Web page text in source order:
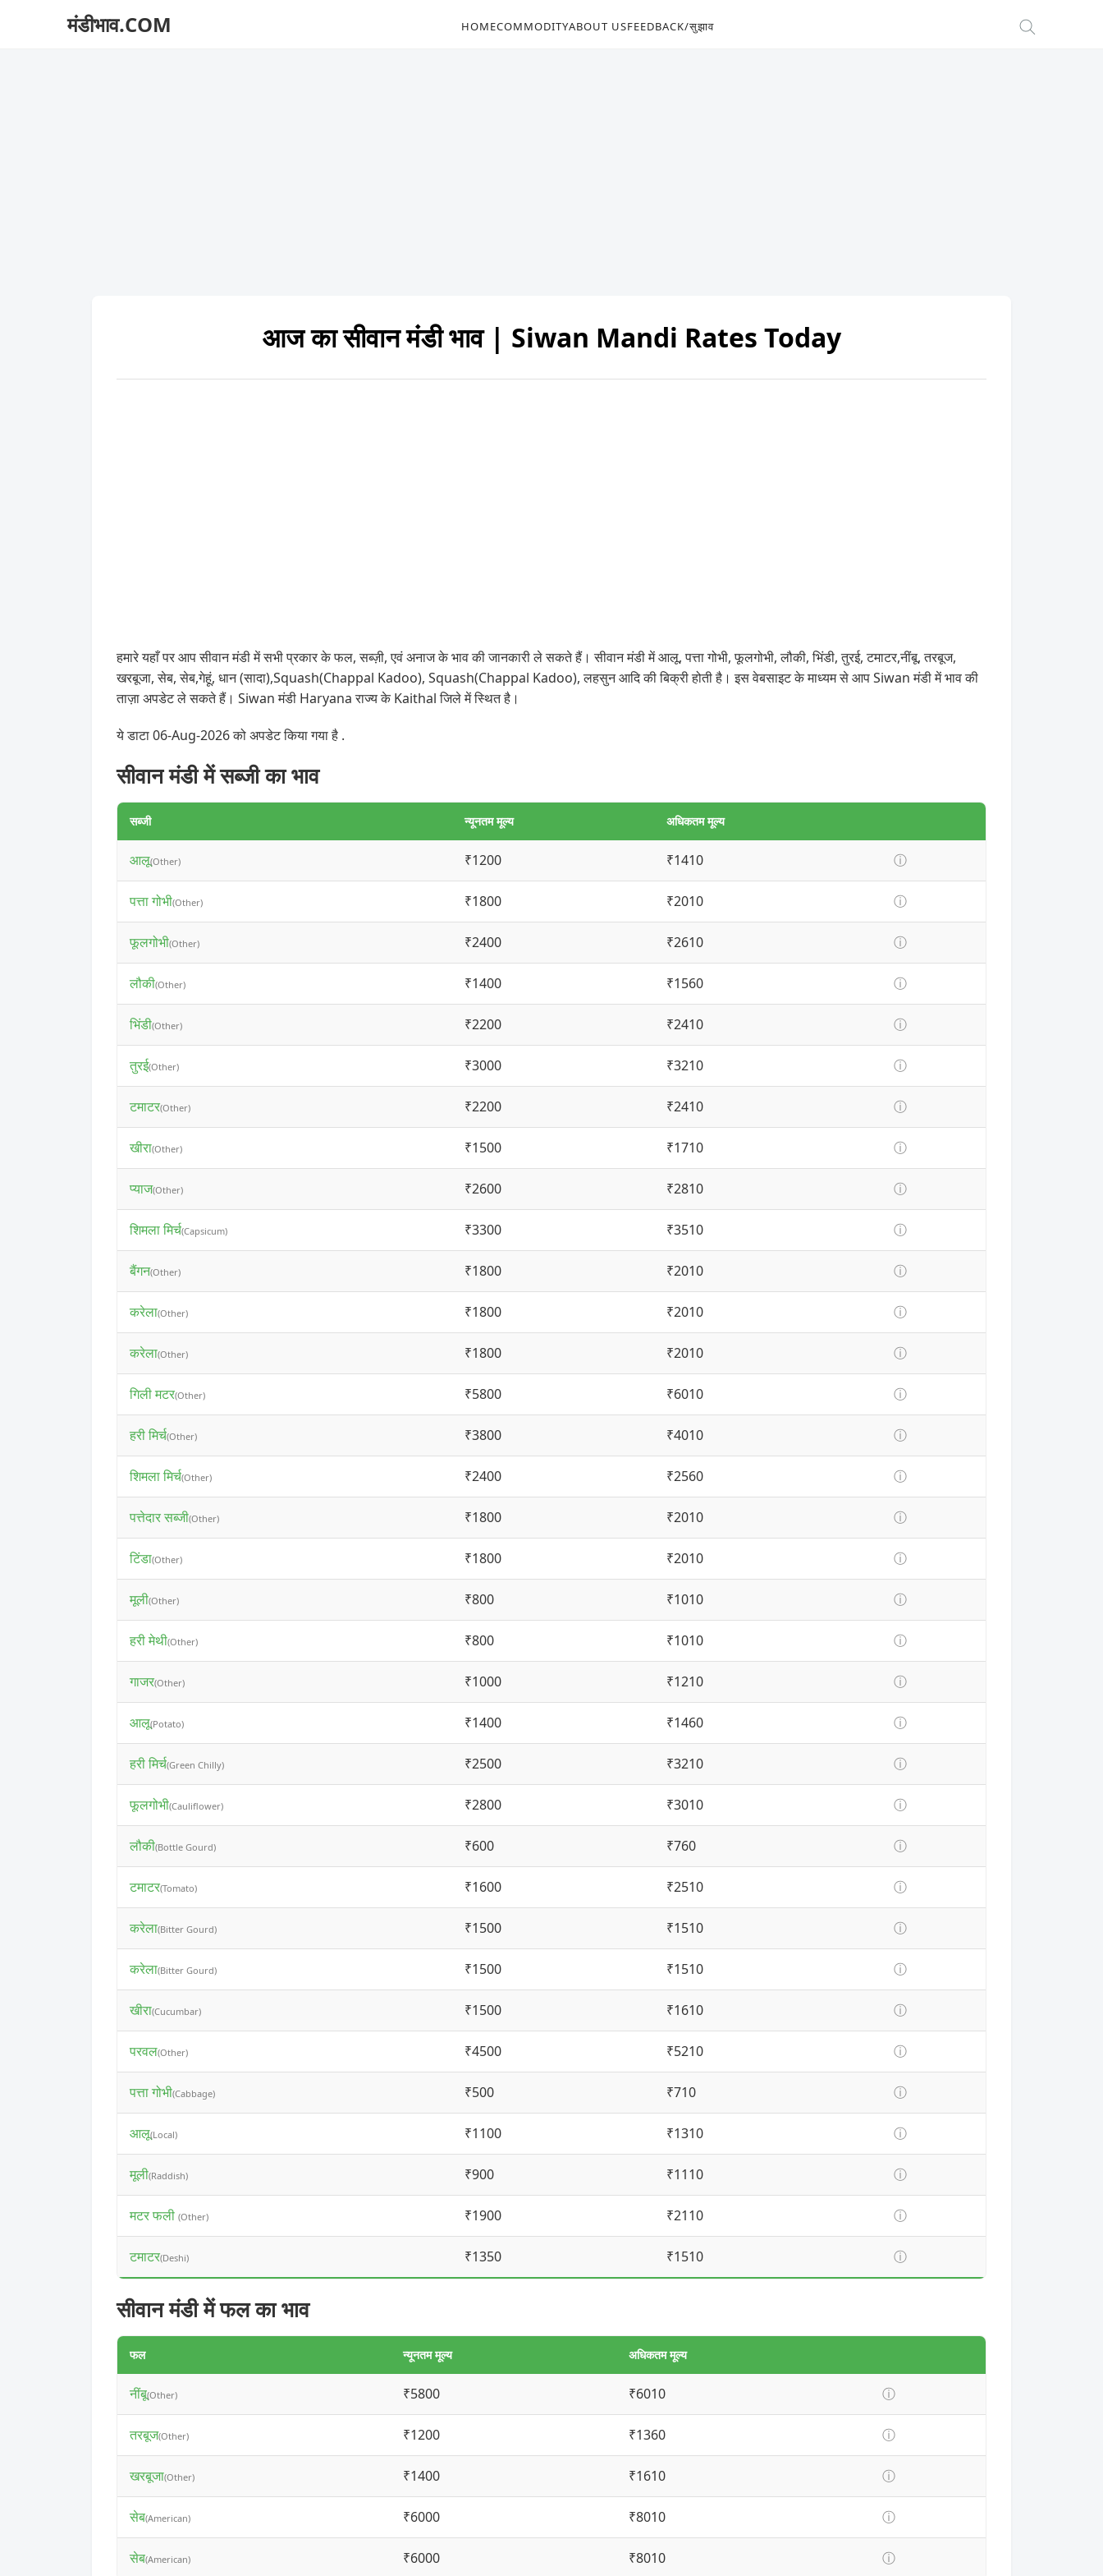
मंडीभाव.COM HOMECOMMODITYABOUT USFEEDBACK/सुझाव
आज का सीवान मंडी भाव | Siwan Mandi Rates Today
हमारे यहाँ पर आप सीवान मंडी में सभी प्रकार के फल, सब्ज़ी, एवं अनाज के भाव की जानकारी ले सकते हैं। सीवान मंडी में आलू, पत्ता गोभी, फूलगोभी, लौकी, भिंडी, तुरई, टमाटर,नींबू, तरबूज,
खरबूजा, सेब, सेब,गेहूं, धान (सादा),Squash(Chappal Kadoo), Squash(Chappal Kadoo), लहसुन आदि की बिक्री होती है। इस वेबसाइट के माध्यम से आप Siwan मंडी में भाव की
ताज़ा अपडेट ले सकते हैं। Siwan मंडी Haryana राज्य के Kaithal जिले में स्थित है।
ये डाटा 06-Aug-2026 को अपडेट किया गया है .
सीवान मंडी में सब्जी का भाव
सब्जी न्यूनतम मूल्य अधिकतम मूल्य
आलू(Other) ₹1200 ₹1410 ⓘ
पत्ता गोभी(Other) ₹1800 ₹2010 ⓘ
फूलगोभी(Other) ₹2400 ₹2610 ⓘ
लौकी(Other) ₹1400 ₹1560 ⓘ
भिंडी(Other) ₹2200 ₹2410 ⓘ
तुरई(Other) ₹3000 ₹3210 ⓘ
टमाटर(Other) ₹2200 ₹2410 ⓘ
खीरा(Other) ₹1500 ₹1710 ⓘ
प्याज(Other) ₹2600 ₹2810 ⓘ
शिमला मिर्च(Capsicum) ₹3300 ₹3510 ⓘ
बैंगन(Other) ₹1800 ₹2010 ⓘ
करेला(Other) ₹1800 ₹2010 ⓘ
करेला(Other) ₹1800 ₹2010 ⓘ
गिली मटर(Other) ₹5800 ₹6010 ⓘ
हरी मिर्च(Other) ₹3800 ₹4010 ⓘ
शिमला मिर्च(Other) ₹2400 ₹2560 ⓘ
पत्तेदार सब्जी(Other) ₹1800 ₹2010 ⓘ
टिंडा(Other) ₹1800 ₹2010 ⓘ
मूली(Other) ₹800 ₹1010 ⓘ
हरी मेथी(Other) ₹800 ₹1010 ⓘ
गाजर(Other) ₹1000 ₹1210 ⓘ
आलू(Potato) ₹1400 ₹1460 ⓘ
हरी मिर्च(Green Chilly) ₹2500 ₹3210 ⓘ
फूलगोभी(Cauliflower) ₹2800 ₹3010 ⓘ
लौकी(Bottle Gourd) ₹600 ₹760 ⓘ
टमाटर(Tomato) ₹1600 ₹2510 ⓘ
करेला(Bitter Gourd) ₹1500 ₹1510 ⓘ
करेला(Bitter Gourd) ₹1500 ₹1510 ⓘ
खीरा(Cucumbar) ₹1500 ₹1610 ⓘ
परवल(Other) ₹4500 ₹5210 ⓘ
पत्ता गोभी(Cabbage) ₹500 ₹710 ⓘ
आलू(Local) ₹1100 ₹1310 ⓘ
मूली(Raddish) ₹900 ₹1110 ⓘ
मटर फली (Other) ₹1900 ₹2110 ⓘ
टमाटर(Deshi) ₹1350 ₹1510 ⓘ
सीवान मंडी में फल का भाव
फल न्यूनतम मूल्य अधिकतम मूल्य
नींबू(Other) ₹5800 ₹6010 ⓘ
तरबूज(Other) ₹1200 ₹1360 ⓘ
खरबूजा(Other) ₹1400 ₹1610 ⓘ
सेब(American) ₹6000 ₹8010 ⓘ
सेब(American) ₹6000 ₹8010 ⓘ